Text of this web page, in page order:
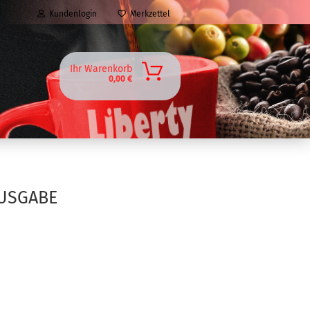
Kundenlogin Merkzettel
Ihr Warenkorb
0,00 €